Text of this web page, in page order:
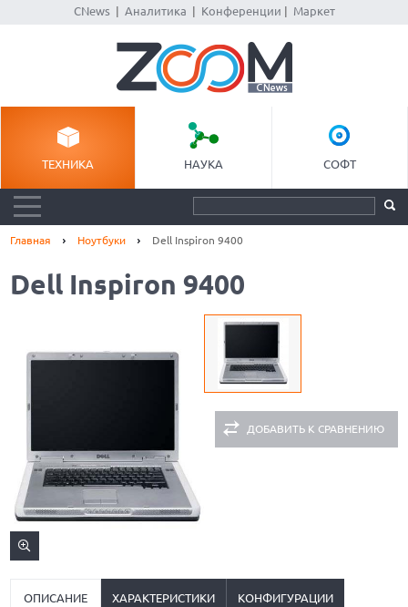
CNews| Аналитика Конференции Маркет
ТЕХНИКА НАУКА СОФТ
Главная Ноутбуки Dell Inspiron 9400
Dell Inspiron 9400
ДОБАВИТЬ К СРАВНЕНИЮ
ОПИСАНИЕ ХАРАКТЕРИСТИКИ КОНФИГУРАЦИИ